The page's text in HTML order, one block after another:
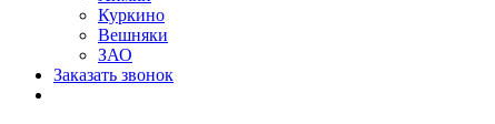
Куркино
Вешняки
ЗАО
Заказать звонок